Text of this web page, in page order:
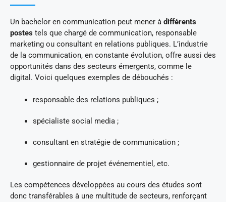
Un bachelor en communication peut mener à différents
postes tels que chargé de communication, responsable
marketing ou consultant en relations publiques. L’industrie
de la communication, en constante évolution, offre aussi des
opportunités dans des secteurs émergents, comme le
digital. Voici quelques exemples de débouchés :
responsable des relations publiques ;
spécialiste social media ;
consultant en stratégie de communication ;
gestionnaire de projet événementiel, etc.
Les compétences développées au cours des études sont
donc transférables à une multitude de secteurs, renforçant